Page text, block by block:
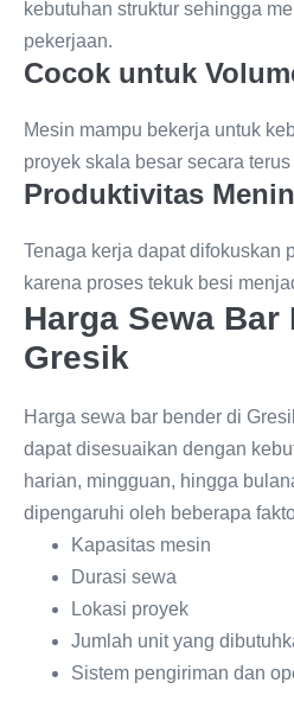
kebutuhan struktur sehingga
pekerjaan.
Cocok untuk
Mesin mampu bekerja untuk
proyek skala besar secara
Produktivitas
Tenaga kerja dapat difokuskan
karena proses tekuk besi
Harga Sewa Bar
Gresik
Harga sewa bar bender di
dapat disesuaikan dengan
harian, mingguan, hingga
dipengaruhi oleh beberapa
Kapasitas mesin
Durasi sewa
Lokasi proyek
Jumlah unit yang
Sistem pengiriman dan